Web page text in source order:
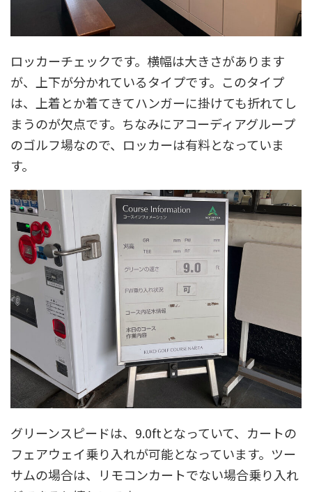
ロッカーチェックです。横幅は大きさがあります
が、上下が分かれているタイプです。このタイプ
は、上着とか着てきてハンガーに掛けても折れてし
まうのが欠点です。ちなみにアコーディアグループ
のゴルフ場なので、ロッカーは有料となっていま
す。
グリーンスピードは、9.0ftとなっていて、カートの
フェアウェイ乗り入れが可能となっています。ツー
サムの場合は、リモコンカートでない場合乗り入れ